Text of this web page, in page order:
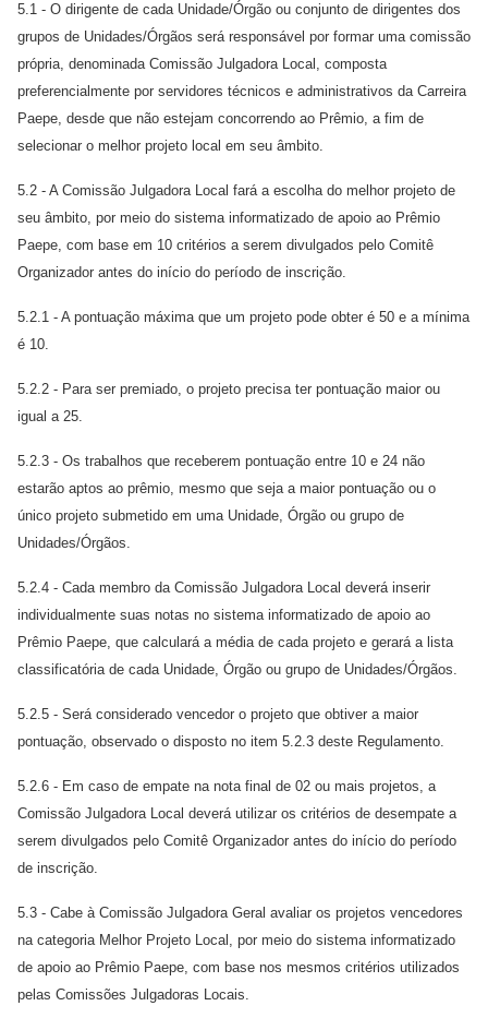
5.1 - O dirigente de cada Unidade/Órgão ou conjunto de dirigentes dos
grupos de Unidades/Órgãos será responsável por formar uma comissão
própria, denominada Comissão Julgadora Local, composta
preferencialmente por servidores técnicos e administrativos da Carreira
Paepe, desde que não estejam concorrendo ao Prêmio, a fim de
selecionar o melhor projeto local em seu âmbito.
5.2 - A Comissão Julgadora Local fará a escolha do melhor projeto de
seu âmbito, por meio do sistema informatizado de apoio ao Prêmio
Paepe, com base em 10 critérios a serem divulgados pelo Comitê
Organizador antes do início do período de inscrição.
5.2.1 - A pontuação máxima que um projeto pode obter é 50 e a mínima
é 10.
5.2.2 - Para ser premiado, o projeto precisa ter pontuação maior ou
igual a 25.
5.2.3 - Os trabalhos que receberem pontuação entre 10 e 24 não
estarão aptos ao prêmio, mesmo que seja a maior pontuação ou o
único projeto submetido em uma Unidade, Órgão ou grupo de
Unidades/Órgãos.
5.2.4 - Cada membro da Comissão Julgadora Local deverá inserir
individualmente suas notas no sistema informatizado de apoio ao
Prêmio Paepe, que calculará a média de cada projeto e gerará a lista
classificatória de cada Unidade, Órgão ou grupo de Unidades/Órgãos.
5.2.5 - Será considerado vencedor o projeto que obtiver a maior
pontuação, observado o disposto no item 5.2.3 deste Regulamento.
5.2.6 - Em caso de empate na nota final de 02 ou mais projetos, a
Comissão Julgadora Local deverá utilizar os critérios de desempate a
serem divulgados pelo Comitê Organizador antes do início do período
de inscrição.
5.3 - Cabe à Comissão Julgadora Geral avaliar os projetos vencedores
na categoria Melhor Projeto Local, por meio do sistema informatizado
de apoio ao Prêmio Paepe, com base nos mesmos critérios utilizados
pelas Comissões Julgadoras Locais.